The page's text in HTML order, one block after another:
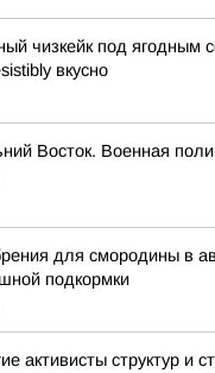
чизкейк под ягодным
вкусно
Восток. Военная
для смородины в
подкормки
активисты структур и